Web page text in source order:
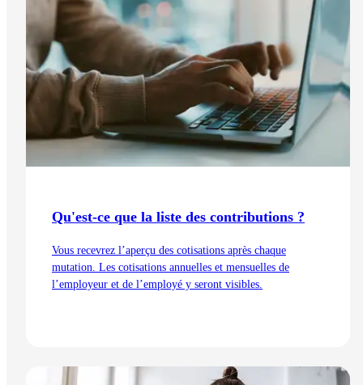
Qu'est-ce que la liste des contributions ?
Vous recevrez l’aperçu des cotisations après chaque
mutation. Les cotisations annuelles et mensuelles de
l’employeur et de l’employé y seront visibles.
Lire l'article